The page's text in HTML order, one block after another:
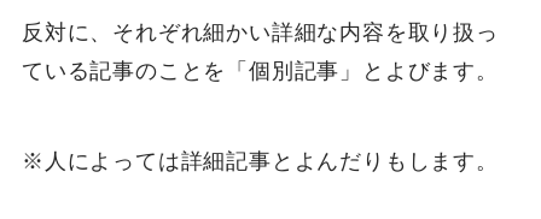
反対に、それぞれ細かい詳細な内容を取り扱っ
ている記事のことを「個別記事」とよびます。
※人によっては詳細記事とよんだりもします。